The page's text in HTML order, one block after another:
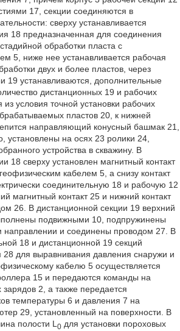
17, секции соединяются в
сверху устанавливается
18 предназначенная для соединения
обработки пласта с
5, ниже нее устанавливается рабочая
двух и более пластов, через
19 устанавливаются, дополнительные
дистанционных 19 и рабочих
условия точной установки рабочих
пластов 20, к нижней
направляющий конусный башмак 21,
установлены на осях 23 ролики 24,
устройства в скважину. В
18 сверху установлен магнитный контакт
кабелем 5, а снизу контакт
соединительную 18 и рабочую 12
магнитный контакт 25 и нижний контакт
26. В дистанционной секции 19 верхний
подвижными 10, подпружинены
направлении и соединены проводом 27. В
18 и дистанционной 19 секций
28 для выравнивания давления снаружи и
кабелю 5 осуществляется
15 и передаются команды на
2, а также передается
температуры 6 и давления 7 на
29, установленный на поверхности. В
полости L 0для установки пороховых